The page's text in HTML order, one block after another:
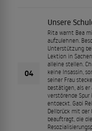
04
Unsere
Rita warnt Bea
aufzulehnen.
Unterstützung
Lektion in
alleine stellen.
keine Insassin,
seiner Frau
bestätigen, als er
verstörende
entdeckt. Gabi
Dellbrück mit der
beauftragt, die